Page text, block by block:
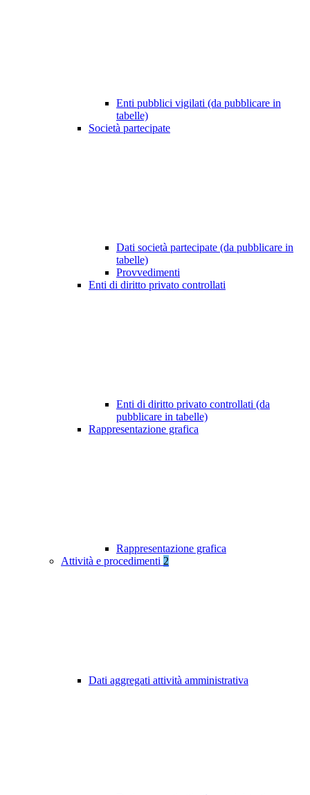
Enti pubblici vigilati (da pubblicare in
tabelle)
Società partecipate
Dati società partecipate (da pubblicare in
tabelle)
Provvedimenti
Enti di diritto privato controllati
Enti di diritto privato controllati (da
pubblicare in tabelle)
Rappresentazione grafica
Rappresentazione grafica
Attività e procedimenti 2
Dati aggregati attività amministrativa